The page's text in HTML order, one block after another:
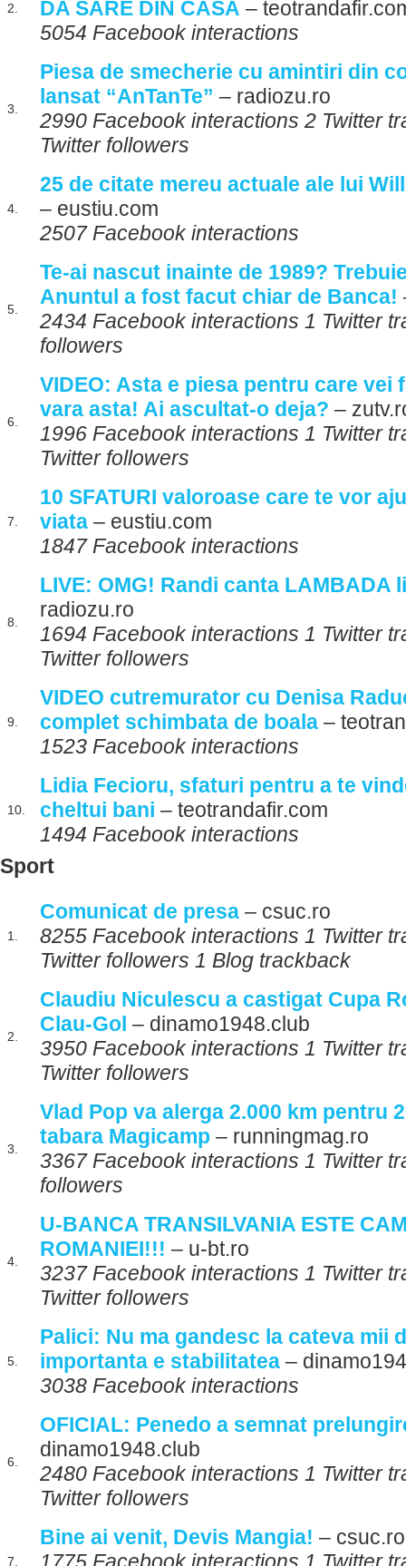
2. DA SARE DIN CASA –
5054 Facebook interactions
3.
Piesa de smecherie cu amintiri din
lansat “AnTanTe” – radiozu.ro
2990 Facebook interactions 2 Twitter
Twitter followers
4.
25 de citate mereu actuale ale lui
– eustiu.com
2507 Facebook interactions
5.
Te-ai nascut inainte de 1989?
Anuntul a fost facut chiar de Banca!
2434 Facebook interactions 1 Twitter
followers
6.
VIDEO: Asta e piesa pentru care vei
vara asta! Ai ascultat-o deja? –
1996 Facebook interactions 1 Twitter
Twitter followers
7.
10 SFATURI valoroase care te vor
viata – eustiu.com
1847 Facebook interactions
8.
LIVE: OMG! Randi canta LAMBADA
radiozu.ro
1694 Facebook interactions 1 Twitter
Twitter followers
9.
VIDEO cutremurator cu Denisa
complet schimbata de boala –
1523 Facebook interactions
10.
Lidia Fecioru, sfaturi pentru a te
cheltui bani – teotrandafir.com
1494 Facebook interactions
Sport
1.
Comunicat de presa – csuc.ro
8255 Facebook interactions 1 Twitter
Twitter followers 1 Blog trackback
2.
Claudiu Niculescu a castigat Cupa
Clau-Gol – dinamo1948.club
3950 Facebook interactions 1 Twitter
Twitter followers
3.
Vlad Pop va alerga 2.000 km pentru
tabara Magicamp – runningmag.ro
3367 Facebook interactions 1 Twitter
followers
4.
U-BANCA TRANSILVANIA ESTE
ROMANIEI!!! – u-bt.ro
3237 Facebook interactions 1 Twitter
Twitter followers
5.
Palici: Nu ma gandesc la cateva mii
importanta e stabilitatea –
3038 Facebook interactions
6.
OFICIAL: Penedo a semnat
dinamo1948.club
2480 Facebook interactions 1 Twitter
Twitter followers
7.
Bine ai venit, Devis Mangia! – csuc.ro